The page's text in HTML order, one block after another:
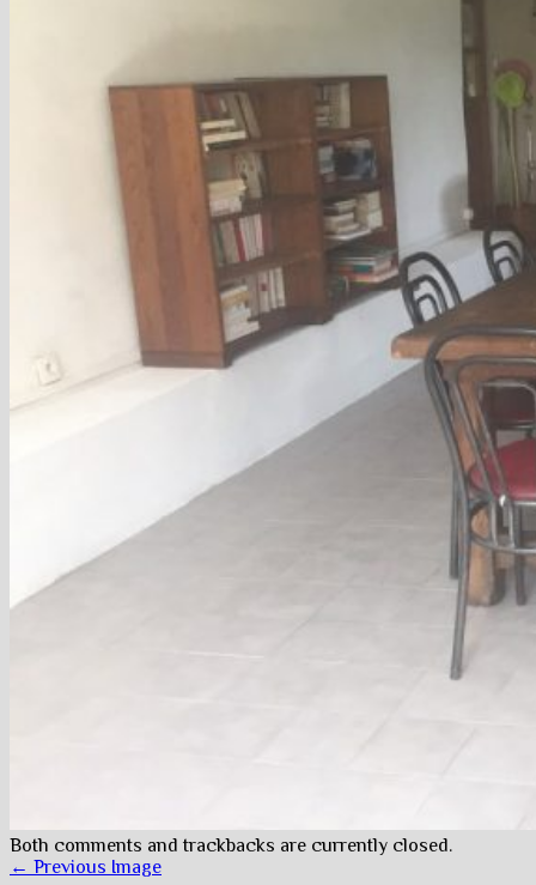
Both comments and trackbacks are currently closed.
← Previous Image